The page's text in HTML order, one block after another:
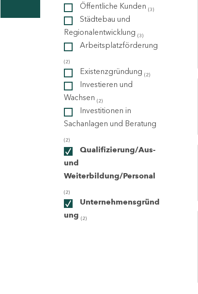
Öffentliche Kunden (3)
Städtebau und
Regionalentwicklung (3)
Arbeitsplatzförderung
(2)
Existenzgründung (2)
Investieren und
Wachsen (2)
Investitionen in
Sachanlagen und Beratung
(2)
Qualifizierung/Aus-
und
Weiterbildung/Personal
(2)
Unternehmensgründ
ung (2)